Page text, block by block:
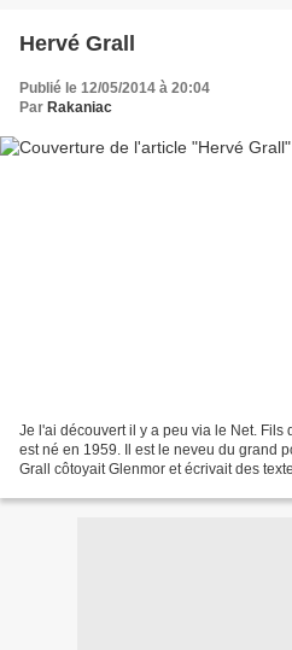
Hervé Grall
Publié le 12/05/2014 à 20:04
Par Rakaniac
Je l'ai découvert il y a peu via le Net. Fils
est né en 1959. Il est le neveu du grand
Grall côtoyait Glenmor et écrivait des